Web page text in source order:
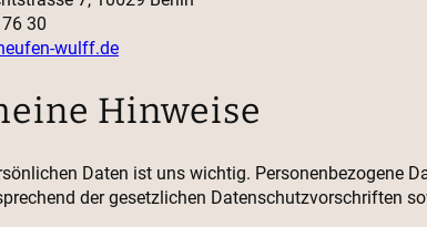
30
wulff.de
Hinweise
Daten ist uns wichtig. Personenbezogene
der gesetzlichen Datenschutzvorschriften